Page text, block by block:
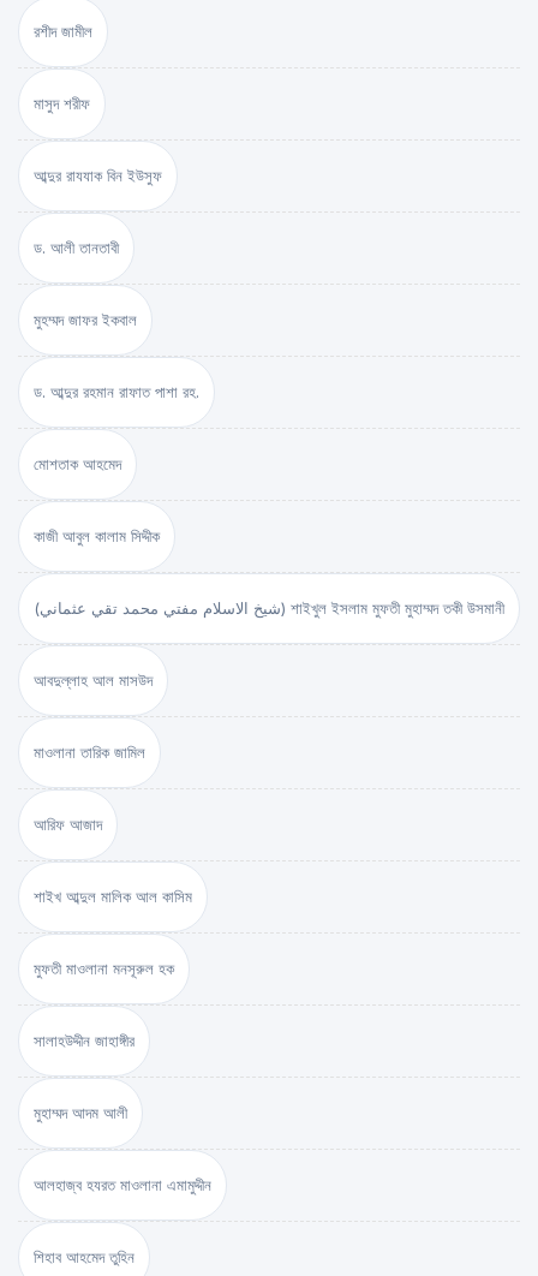
রশীদ জামীল
মাসুদ শরীফ
আব্দুর রাযযাক বিন ইউসুফ
ড. আলী তানতাবী
মুহম্মদ জাফর ইকবাল
ড. আব্দুর রহমান রাফাত পাশা রহ.
মোশতাক আহমেদ
কাজী আবুল কালাম সিদ্দীক
(شيخ الاسلام مفتي محمد تقي عثماني) শাইখুল ইসলাম মুফতী মুহাম্মদ তকী উসমানী
আবদুল্লাহ আল মাসউদ
মাওলানা তারিক জামিল
আরিফ আজাদ
শাইখ আব্দুল মালিক আল কাসিম
মুফতী মাওলানা মনসূরুল হক
সালাহউদ্দীন জাহাঙ্গীর
মুহাম্মদ আদম আলী
আলহাজ্ব হযরত মাওলানা এমামুদ্দীন
শিহাব আহমেদ তুহিন